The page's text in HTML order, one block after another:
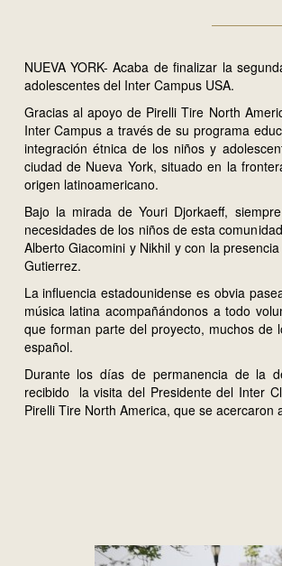
NUEVA YORK- Acaba de finalizar la
adolescentes del Inter Campus USA.
Gracias al apoyo de Pirelli Tire North
Inter Campus a través de su programa
integración étnica de los niños y
ciudad de Nueva York, situado en la
origen latinoamericano.
Bajo la mirada de Youri Djorkaeff,
necesidades de los niños de esta
Alberto Giacomini y Nikhil y con la
Gutierrez.
La influencia estadounidense es obvia
música latina acompañándonos a todo
que forman parte del proyecto, muchos
español.
Durante los días de permanencia de la
recibido la visita del Presidente del Inter
Pirelli Tire North America, que se